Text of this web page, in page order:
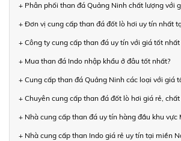
+ Phân phối than đá Quảng Ninh chất lượng với
+ Đơn vị cung cấp than đá đốt lò hơi uy tín nhất
+ Công ty cung cấp than đá uy tín với giá tốt
+ Mua than đá Indo nhập khẩu ở đâu tốt nhất?
+ Cung cấp than đá Quảng Ninh các loại với giá
+ Chuyên cung cấp than đá đốt lò hơi giá rẻ,
+ Nhà cung cấp than đá uy tín hàng đầu khu vực
+ Nhà cung cấp than Indo giá rẻ uy tín tại miền